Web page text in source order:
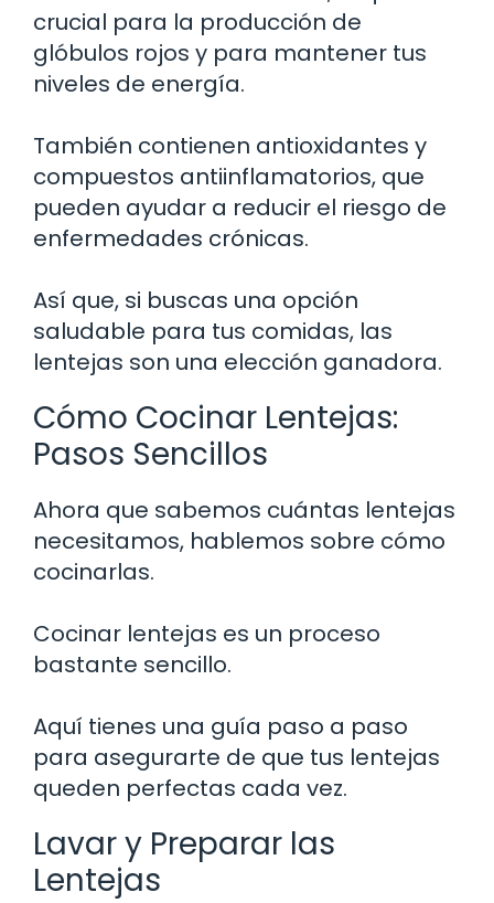
crucial para la producción de
glóbulos rojos y para mantener tus
niveles de energía.
También contienen antioxidantes y
compuestos antiinflamatorios, que
pueden ayudar a reducir el riesgo de
enfermedades crónicas.
Así que, si buscas una opción
saludable para tus comidas, las
lentejas son una elección ganadora.
Cómo Cocinar Lentejas:
Pasos Sencillos
Ahora que sabemos cuántas lentejas
necesitamos, hablemos sobre cómo
cocinarlas.
Cocinar lentejas es un proceso
bastante sencillo.
Aquí tienes una guía paso a paso
para asegurarte de que tus lentejas
queden perfectas cada vez.
Lavar y Preparar las
Lentejas